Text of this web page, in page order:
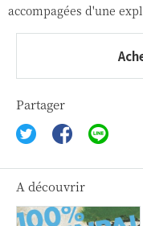
accompagées d'une
Partager
A découvrir